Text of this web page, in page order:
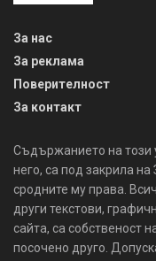
За нас
За реклама
Поверителност
За контакт
Съдържанието на този
него, са под закрила на
сродните му права.
други текстови,
сайта, са собственост
посочено друго.